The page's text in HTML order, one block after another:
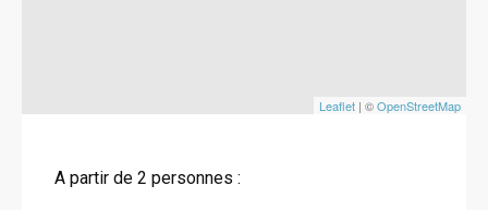
Leaflet | ©OpenStreetMap
A partir de 2 personnes :